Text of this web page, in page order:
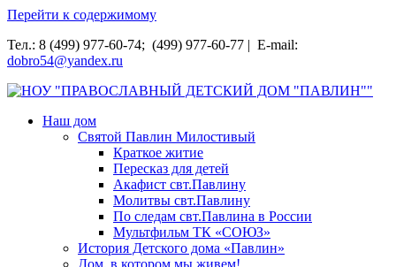
Перейти к содержимому
Тел.: 8 (499) 977-60-74; (499) 977-60-77 | E-mail:
dobro54@yandex.ru
НОУ "ПРАВОСЛАВНЫЙ ДЕТСКИЙ ДОМ "ПАВЛИН""
Наш дом
Святой Павлин Милостивый
Краткое житие
Пересказ для детей
Акафист свт.Павлину
Молитвы свт.Павлину
По следам свт.Павлина в России
Мультфильм ТК «СОЮЗ»
История Детского дома «Павлин»
Дом, в котором мы живем!